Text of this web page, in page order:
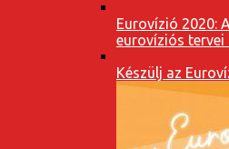
Eurovízió 2020:
eurovíziós tervei
Készülj az